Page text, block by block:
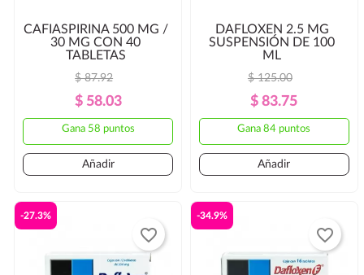
CAFIASPIRINA 500 MG /
30 MG CON 40
TABLETAS
Precio
Regular
$ 87.92
Precio
$ 58.03
Gana 58 puntos
Añadir
DAFLOXEN 2.5 MG
SUSPENSIÓN DE 100
ML
Precio
Regular
$ 125.00
Precio
$ 83.75
Gana 84 puntos
Añadir
-27.3%
favorite_border
-34.9%
favorite_border